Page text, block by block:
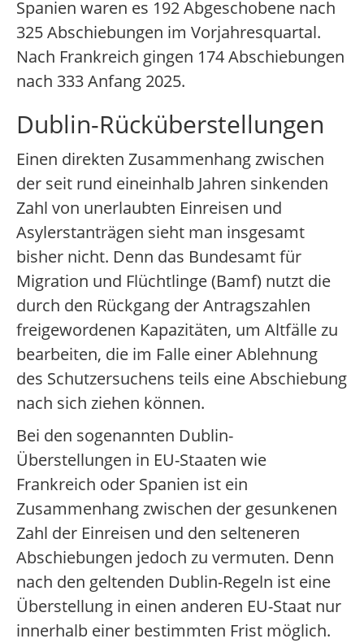
Spanien waren es 192 Abgeschobene nach
325 Abschiebungen im Vorjahresquartal.
Nach Frankreich gingen 174 Abschiebungen
nach 333 Anfang 2025.
Dublin-Rücküberstellungen
Einen direkten Zusammenhang zwischen
der seit rund eineinhalb Jahren sinkenden
Zahl von unerlaubten Einreisen und
Asylerstanträgen sieht man insgesamt
bisher nicht. Denn das Bundesamt für
Migration und Flüchtlinge (Bamf) nutzt die
durch den Rückgang der Antragszahlen
freigewordenen Kapazitäten, um Altfälle zu
bearbeiten, die im Falle einer Ablehnung
des Schutzersuchens teils eine Abschiebung
nach sich ziehen können.
Bei den sogenannten Dublin-
Überstellungen in EU-Staaten wie
Frankreich oder Spanien ist ein
Zusammenhang zwischen der gesunkenen
Zahl der Einreisen und den selteneren
Abschiebungen jedoch zu vermuten. Denn
nach den geltenden Dublin-Regeln ist eine
Überstellung in einen anderen EU-Staat nur
innerhalb einer bestimmten Frist möglich.